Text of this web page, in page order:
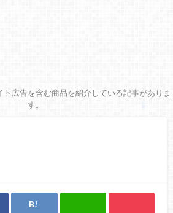
ト広告を含む商品を紹介している記事がありま
す。